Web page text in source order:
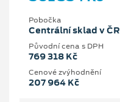
Pobočka
Centrální sklad v ČR
Původní cena s DPH
769 318 Kč
Cenové zvýhodnění
207 964 Kč